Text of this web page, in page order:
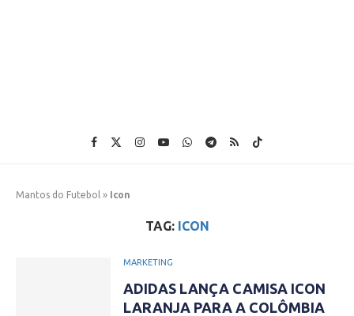
Mantos do Futebol » Icon
TAG: ICON
MARKETING
ADIDAS LANÇA CAMISA ICON
LARANJA PARA A COLÔMBIA